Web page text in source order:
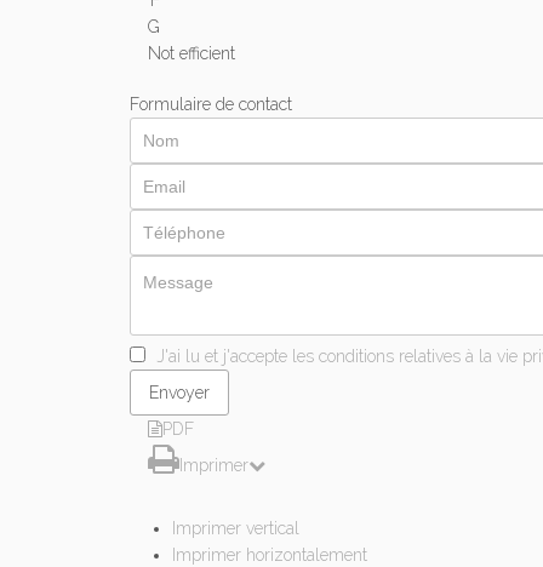
G
Not efficient
Formulaire de contact
J'ai lu et j'accepte les conditions relatives à la vie
PDF
Imprimer
Imprimer vertical
Imprimer horizontalement